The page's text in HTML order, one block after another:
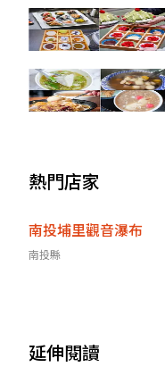
熱門店家
南投埔里觀音瀑布
南投縣
延伸閱讀